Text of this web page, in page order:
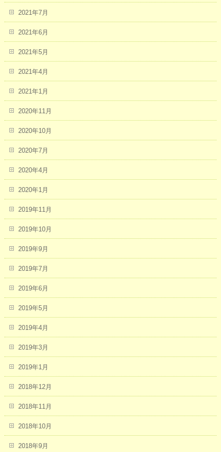
2021年7月
2021年6月
2021年5月
2021年4月
2021年1月
2020年11月
2020年10月
2020年7月
2020年4月
2020年1月
2019年11月
2019年10月
2019年9月
2019年7月
2019年6月
2019年5月
2019年4月
2019年3月
2019年1月
2018年12月
2018年11月
2018年10月
2018年9月